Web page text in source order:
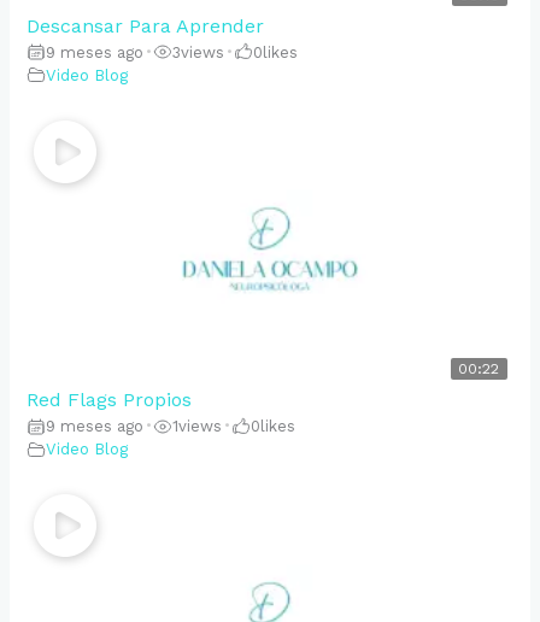
Descansar Para Aprender
9 meses ago • 3views • 0likes
Video Blog
00:22
Red Flags Propios
9 meses ago • 1views • 0likes
Video Blog